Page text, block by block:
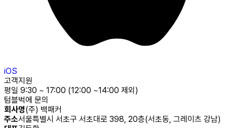
iOS
고객지원
평일 9:30 ~ 17:00 (12:00 ~14:00 제외)
텀블벅에 문의
회사명(주) 백패커
주소서울특별시 서초구 서초대로 398, 20층(서초동, 그레이츠 강남)